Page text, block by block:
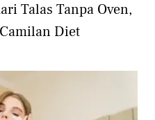
Talas Tanpa Oven,
Diet